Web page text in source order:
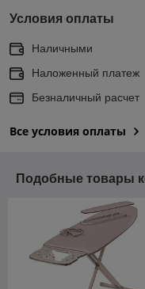
Условия оплаты
Наличными
Наложенный платеж
Безналичный расчет
Все условия оплаты
Подобные товары